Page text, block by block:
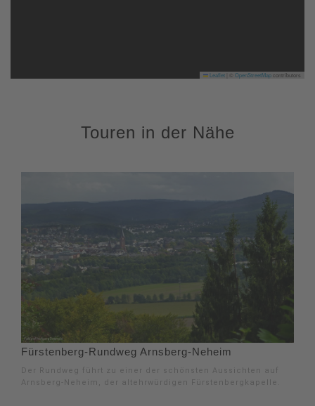
Leaflet OpenStreetMapcontributors
Touren in der Nähe
Fürstenberg-Rundweg Arnsberg-Neheim
Der Rundweg führt zu einer der schönsten Aussichten auf
Arnsberg-Neheim, der altehrwürdigen Fürstenbergkapelle.